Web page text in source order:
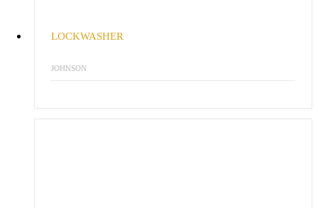
LOCKWASHER
JOHNSON